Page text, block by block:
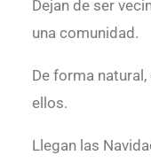
Dejan de ser
una comunidad.
De forma
ellos.
Llegan las